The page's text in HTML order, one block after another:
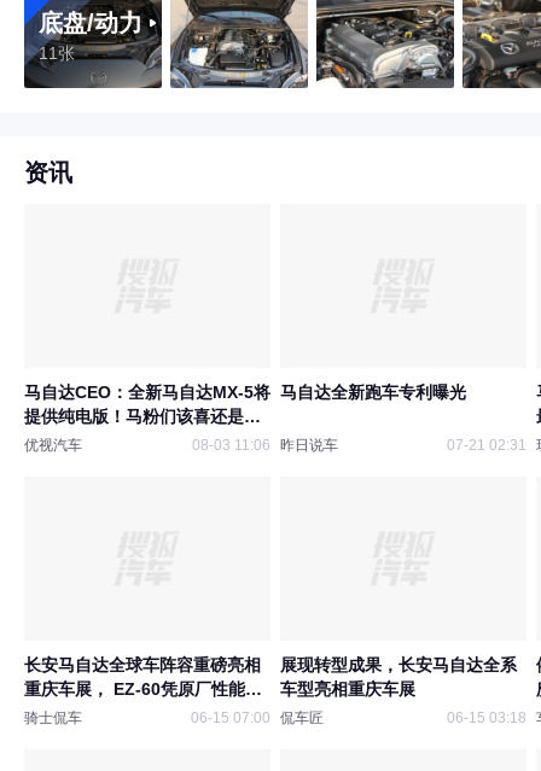
底盘/动力
11张
资讯
马自达CEO：全新马自达MX-5将
提供纯电版！马粉们该喜还是该
忧？
优视汽车 08-03 11:06
马自达全新跑车专利曝光
昨日说车 07-21 02:31
长安马自达全球车阵容重磅亮相
重庆车展， EZ-60凭原厂性能拿
下赛事大奖
骑士侃车 06-15 07:00
展现转型成果，长安马自达全系
车型亮相重庆车展
侃车匠 06-15 03:18